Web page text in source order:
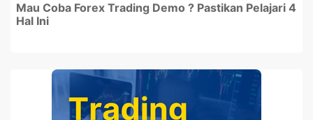
Mau Coba Forex Trading Demo ? Pastikan Pelajari 4
Hal Ini